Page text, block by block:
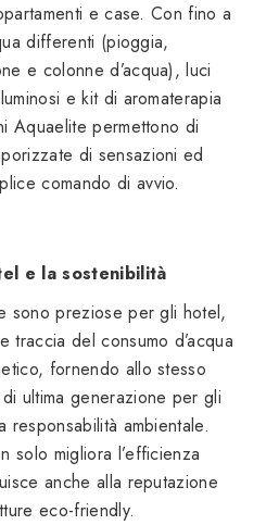
e case. Con fino a
differenti (pioggia,
e colonne d’acqua), luci
e kit di aromaterapia
Aquaelite permettono di
di sensazioni ed
comando di avvio.
e la sostenibilità
sono preziose per gli hotel,
traccia del consumo d’acqua
fornendo allo stesso
ultima generazione per gli
ambientale.
solo migliora l’efficienza
anche alla reputazione
eco-friendly.